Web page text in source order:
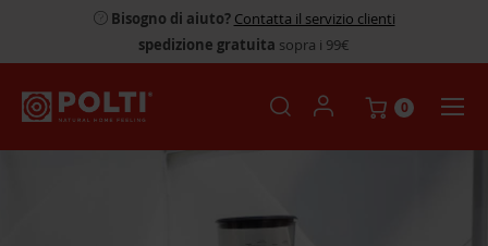
Bisogno di aiuto? Contatta il servizio clienti
spedizione gratuita sopra i 99€
0